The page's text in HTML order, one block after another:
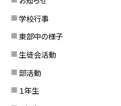
学校行事
東部中の様子
生徒会活動
部活動
１年生